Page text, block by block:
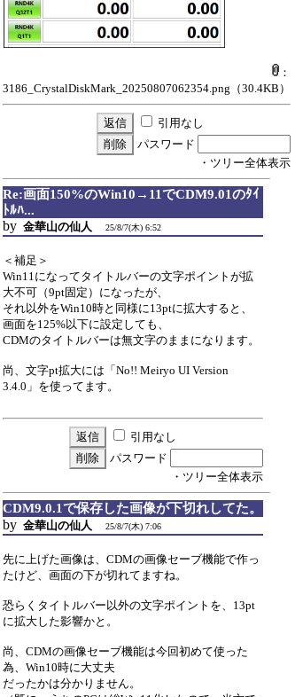
：
3186_CrystalDiskMark_20250807062354.png （30.4KB）
引用なし
パスワード
・ツリー全体表示
Re:画面150%のWin10→11でCDM9.01のﾀｲ
ﾄﾙﾊ...
by 金華山の仙人 25/8/7(木) 6:52
＜補足＞
Win11になってタイトルバーの文字ポイントが拡
大不可（9pt固定）になったが、
それ以外をWin10時と同様に13ptに拡大すると、
画面を125%以下に設定しても、
CDMのタイトルバーは無文字のままになります。
尚、文字pt拡大には「No!! Meiryo UI Version
3.4.0」を使ってます。
引用なし
パスワード
・ツリー全体表示
CDM9.0.1で保存した画像が下切れしてた。
by 金華山の仙人 25/8/7(木) 7:06
先に上げた画像は、CDMの画像セーブ機能で作っ
たけど、画面の下が切れてますね。
恐らくタイトルバー以外の文字ポイントを、13pt
に拡大した影響かと。
尚、CDMの画像セーブ機能は今回初めて使った
為、Win10時に大丈夫
だったかは分かりません。